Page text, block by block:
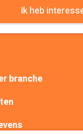
Ik heb
branche